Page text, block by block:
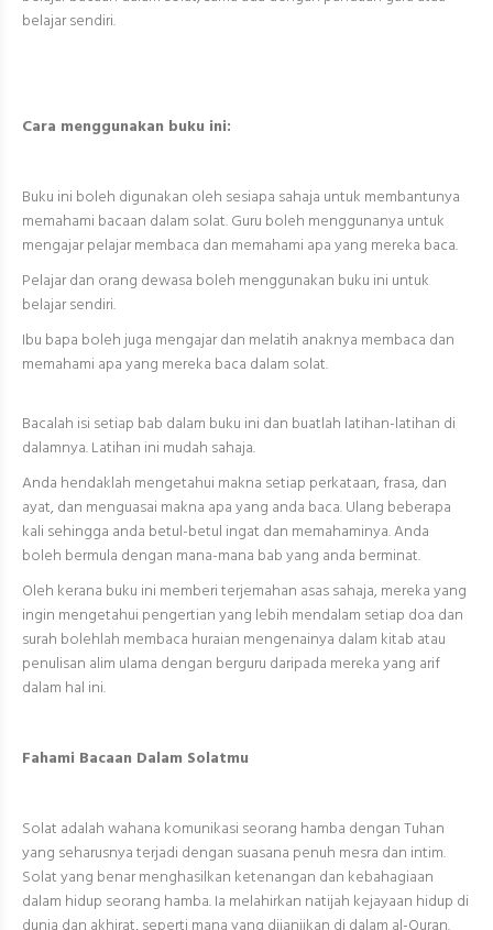
belajar sendiri.
Cara menggunakan buku ini:
Buku ini boleh digunakan oleh sesiapa sahaja untuk membantunya
memahami bacaan dalam solat. Guru boleh menggunanya untuk
mengajar pelajar membaca dan memahami apa yang mereka baca.
Pelajar dan orang dewasa boleh menggunakan buku ini untuk
belajar sendiri.
Ibu bapa boleh juga mengajar dan melatih anaknya membaca dan
memahami apa yang mereka baca dalam solat.
Bacalah isi setiap bab dalam buku ini dan buatlah latihan-latihan di
dalamnya. Latihan ini mudah sahaja.
Anda hendaklah mengetahui makna setiap perkataan, frasa, dan
ayat, dan menguasai makna apa yang anda baca. Ulang beberapa
kali sehingga anda betul-betul ingat dan memahaminya. Anda
boleh bermula dengan mana-mana bab yang anda berminat.
Oleh kerana buku ini memberi terjemahan asas sahaja, mereka yang
ingin mengetahui pengertian yang lebih mendalam setiap doa dan
surah bolehlah membaca huraian mengenainya dalam kitab atau
penulisan alim ulama dengan berguru daripada mereka yang arif
dalam hal ini.
Fahami Bacaan Dalam Solatmu
Solat adalah wahana komunikasi seorang hamba dengan Tuhan
yang seharusnya terjadi dengan suasana penuh mesra dan intim.
Solat yang benar menghasilkan ketenangan dan kebahagiaan
dalam hidup seorang hamba. Ia melahirkan natijah kejayaan hidup di